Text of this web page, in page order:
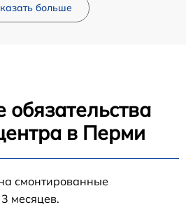
больше
обязательства
в Перми
смонтированные
месяцев.